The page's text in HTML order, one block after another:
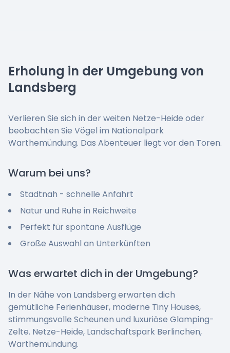
Erholung in der Umgebung von
Landsberg
Verlieren Sie sich in der weiten Netze-Heide oder
beobachten Sie Vögel im Nationalpark
Warthemündung. Das Abenteuer liegt vor den Toren.
Warum bei uns?
Stadtnah - schnelle Anfahrt
Natur und Ruhe in Reichweite
Perfekt für spontane Ausflüge
Große Auswahl an Unterkünften
Was erwartet dich in der Umgebung?
In der Nähe von Landsberg erwarten dich
gemütliche Ferienhäuser, moderne Tiny Houses,
stimmungsvolle Scheunen und luxuriöse Glamping-
Zelte. Netze-Heide, Landschaftspark Berlinchen,
Warthemündung.